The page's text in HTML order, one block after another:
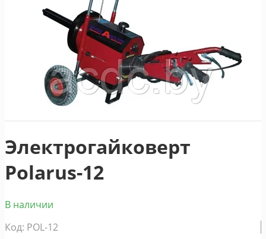
Электрогайковерт
Polarus-12
В наличии
Код: POL-12